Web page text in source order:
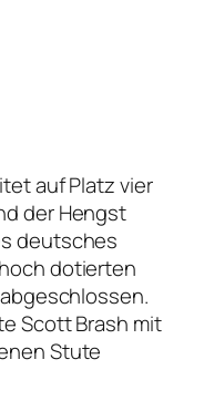
auf Platz vier
der Hengst
deutsches
dotierten
Scott Brash mit
Stute